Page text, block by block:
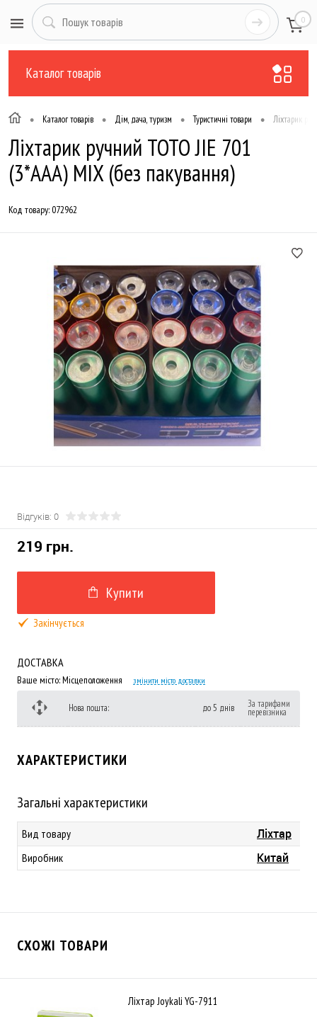
0
Каталог товарів
• Каталог товарів • Дім, дача, туризм • Туристичні товари • Ліхтарик
Ліхтарик ручний TOTO JIE 701
(3*AAA) MIX (без пакування)
Код товару:072962
Відгуків: 0
219 грн.
Купити
Закінчується
ДОСТАВКА
Ваше місто:Місцеположення змінити місто доставки
Нова пошта: до 5 днів За тарифами
перевізника
ХАРАКТЕРИСТИКИ
Загальні характеристики
Вид товару Ліхтар
Виробник Китай
СХОЖІ ТОВАРИ
Ліхтар Joykali YG-7911